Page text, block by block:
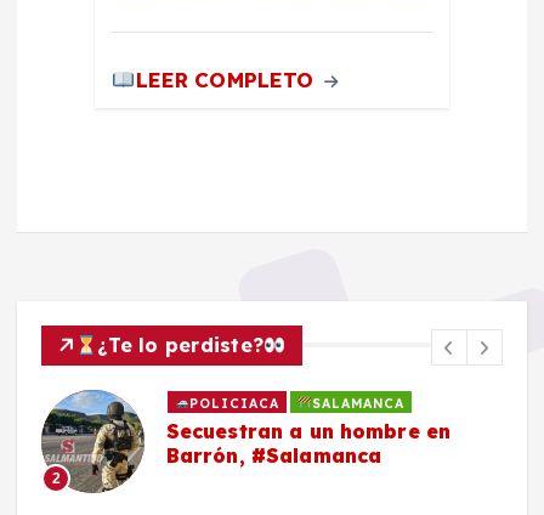
LEER COMPLETO
¿Te lo perdiste?
2
POLICIACA SALAMANCA
Secuestran a un hombre en
Barrón, #Salamanca